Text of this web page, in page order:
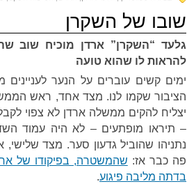
שובו של השקרן
גלעד “השקרן” ארדן מוכיח שוב
להראות לו שהוא טועה
ימים קשים עוברים על הנער לעניינים
הציבור שקמו לנו. מצד אחד, ראש
יצליח להקים ממשלה ארדן לא צפוי
– תיראו מופתעים – לא היה עמוד
נתניהו שהוביל גדעון סער. מצד שלישי,
פה כבר אז: שהמשטרה, בפיקודו של
בדתה מליבה פיגוע.